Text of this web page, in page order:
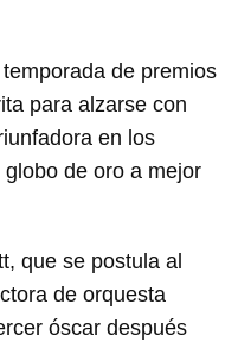
de premios
para alzarse con
en los
de oro a mejor
que se postula al
de orquesta
óscar después